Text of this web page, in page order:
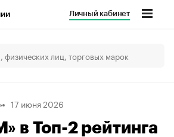
Личный кабинет
17 июня 2026
в Топ-2 рейтинга